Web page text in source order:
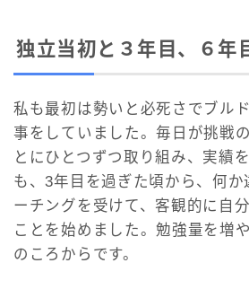
独立当初と３年目、６年
私も最初は勢いと必死さでブル
事をしていました。毎日が挑戦
とにひとつずつ取り組み、実績
も、3年目を過ぎた頃から、何か
ーチングを受けて、客観的に自
ことを始めました。勉強量を増
のころからです。